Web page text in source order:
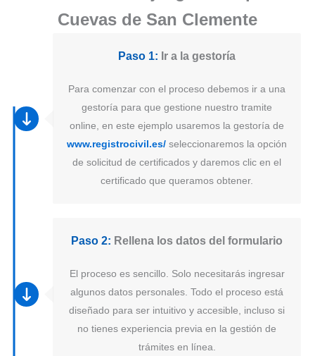
Cuevas de San Clemente
Paso 1: Ir a la gestoría
Para comenzar con el proceso debemos ir a una
gestoría para que gestione nuestro tramite
online, en este ejemplo usaremos la gestoría de
www.registrocivil.es/ seleccionaremos la opción
de solicitud de certificados y daremos clic en el
certificado que queramos obtener.
Paso 2: Rellena los datos del formulario
El proceso es sencillo. Solo necesitarás ingresar
algunos datos personales. Todo el proceso está
diseñado para ser intuitivo y accesible, incluso si
no tienes experiencia previa en la gestión de
trámites en línea.